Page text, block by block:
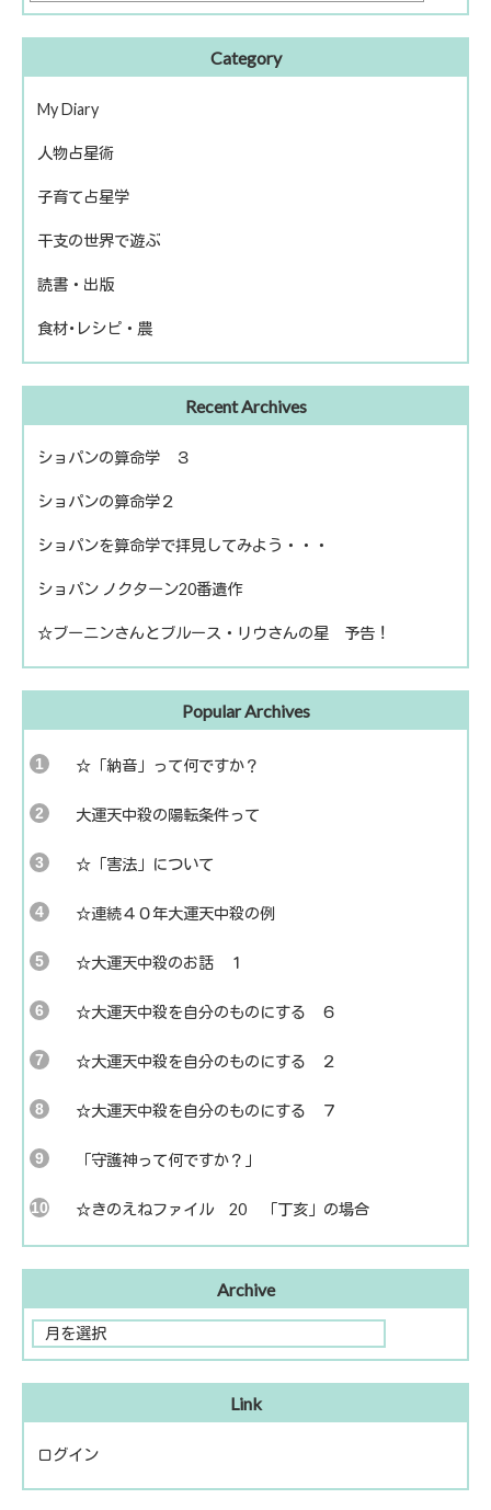
Category
My Diary
ピアノ再開
人物占星術
歴史上の人物
話題の人物
子育て占星学
干支の世界で遊ぶ
きのえねファイル
運命を左右する星について
読書・出版
冬のソナタ
食材･レシピ・農
Recent Archives
ショパンの算命学 ３
ショパンの算命学２
ショパンを算命学で拝見してみよう・・・
ショパン ノクターン20番遺作
☆ブーニンさんとブルース・リウさんの星 予告！
Popular Archives
☆「納音」って何ですか？
大運天中殺の陽転条件って
☆「害法」について
☆連続４０年大運天中殺の例
☆大運天中殺のお話 １
☆大運天中殺を自分のものにする ６
☆大運天中殺を自分のものにする ２
☆大運天中殺を自分のものにする ７
「守護神って何ですか？」
☆きのえねファイル 20 「丁亥」の場合
Archive
Link
ログイン